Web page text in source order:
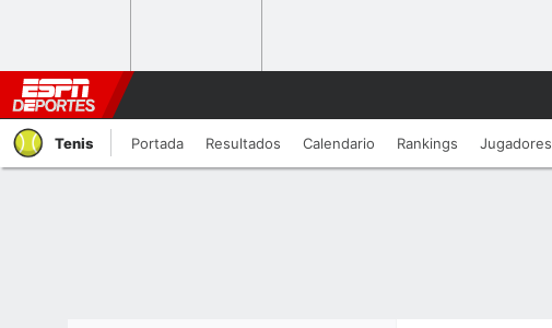
Tenis Portada Resultados Calendario Rankings Jugadores